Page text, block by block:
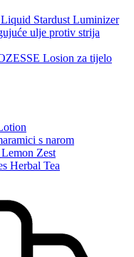
Stardust Luminizer
ulje protiv strija
Losion za tijelo
s narom
Zest
Herbal Tea